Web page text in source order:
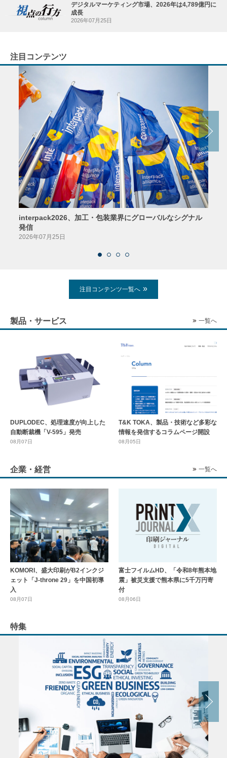
デジタルマーケティング市場、2026年は4,789億円に
成長
2026年07月25日
注目コンテンツ
interpack2026、加工・包装業界にグローバルなシグナル
発信
2026年07月25日
注目コンテンツ一覧へ
製品・サービス 一覧へ
DUPLODEC、処理速度が向上した
自動断裁機「V-595」発売
08月07日
T&K TOKA、製品・技術など多彩な
情報を発信するコラムページ開設
08月05日
企業・経営 一覧へ
KOMORI、盛大印刷がB2インクジ
ェット「J-throne 29」を中国初導
入
08月07日
富士フイルムHD、「令和8年熊本地
震」被災支援で熊本県に5千万円寄
付
08月06日
特集